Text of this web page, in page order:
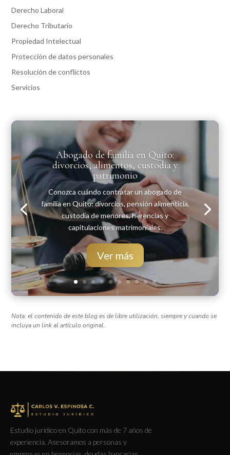
Derecho Laboral
Derecho Tributario
Propiedad Intelectual
Protección de datos personales
Resolución de conflictos
Servicios
Abogado de familia en Quito:
divorcios, alimentos, custodia y
patrimonio
Conozca cuándo contratar un abogado de
familia en Quito: divorcios, pensión alimenticia,
custodia de menores, herencias y
capitulaciones matrimoniales.
Ver más
Nota: el contenido de este blog es de libre utilización, siempre y cuando se
incluya un link al artículo original.
Estudio jurídico en Quito con más de 7 años de
experiencia. Asesoramos a personas y